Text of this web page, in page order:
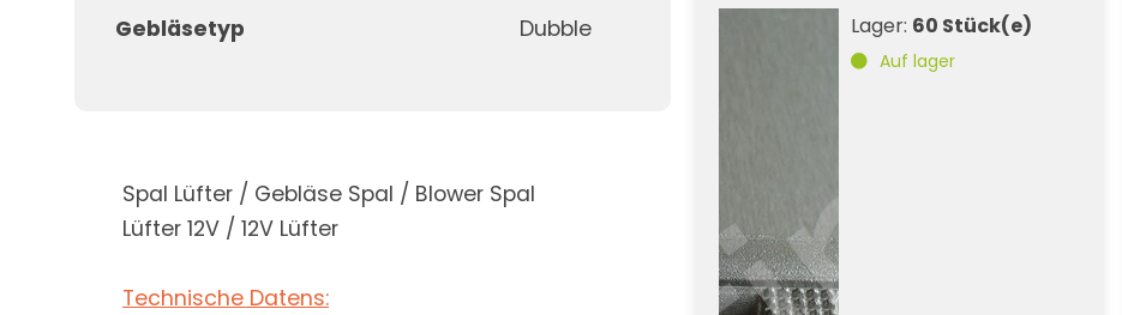
Gebläsetyp
Dubble
Spal Lüfter / Gebläse Spal / Blower Spal
Lüfter 12V / 12V Lüfter
Technische Datens:
Lager: 60 Stück(e)
Auf lager